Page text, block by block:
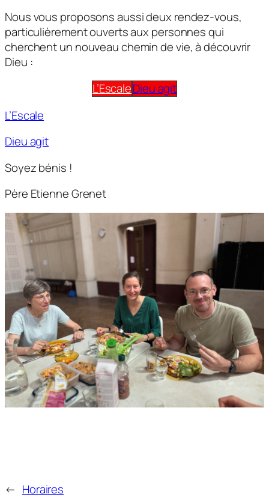
Nous vous proposons aussi deux rendez-vous,
particulièrement ouverts aux personnes qui
cherchent un nouveau chemin de vie, à découvrir
Dieu :
L’EscaleDieu agit
L’Escale
Dieu agit
Soyez bénis !
Père Etienne Grenet
← Horaires